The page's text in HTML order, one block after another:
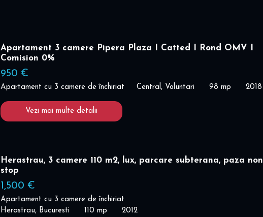
Apartament 3 camere Pipera Plaza I Catted I Rond OMV I
Comision 0%
950 €
Apartament cu 3 camere de închiriat Central, Voluntari 98 mp 2018
Vezi mai multe detalii
Herastrau, 3 camere 110 m2, lux, parcare subterana, paza non
stop
1,500 €
Apartament cu 3 camere de închiriat
Herastrau, Bucuresti
110 mp 2012